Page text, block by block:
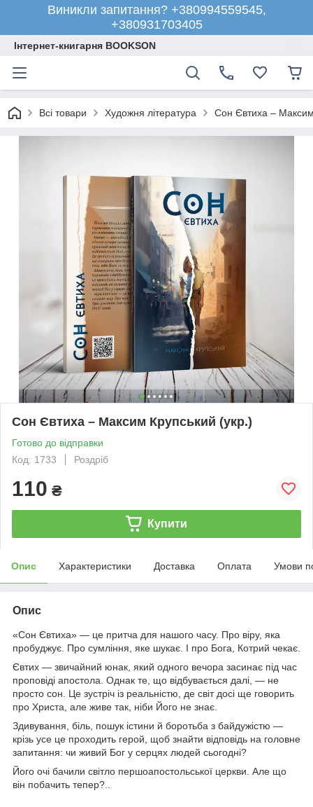
Виникли запитання? +380994559545,
+380931703405
Інтернет-книгарня BOOKSON
Всі товари Художня література Сон Євтиха –
Сон Євтиха – Максим Крупський (укр.)
Готово до відправки
Код: 1733
Роздріб
110 ₴
Купити
Опис Характеристики Доставка Оплата Умови
Опис
«Сон Євтиха» — це притча для нашого часу. Про віру, яка
пробуджує. Про сумління, яке шукає. І про Бога, Котрий чекає.
Євтих — звичайний юнак, який одного вечора засинає під час
проповіді апостола. Однак те, що відбувається далі, — не
просто сон. Це зустріч із реальністю, де світ досі ще говорить
про Христа, але живе так, ніби Його не знає.
Здивування, біль, пошук істини й боротьба з байдужістю —
крізь усе це проходить герой, щоб знайти відповідь на головне
запитання: чи живий Бог у серцях людей сьогодні?
Його очі бачили світло першоапостольської церкви. Але що
він побачить тепер?..